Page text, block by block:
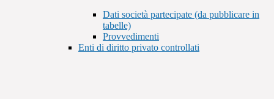
Dati società partecipate (da pubblicare in
tabelle)
Provvedimenti
Enti di diritto privato controllati